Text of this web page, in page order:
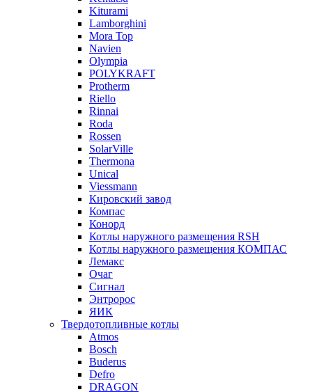
Kiturami
Lamborghini
Mora Top
Navien
Olympia
POLYKRAFT
Protherm
Riello
Rinnai
Roda
Rossen
SolarVille
Thermona
Unical
Viessmann
Кировский завод
Компас
Конорд
Котлы наружного размещения RSH
Котлы наружного размещения КОМПАС
Лемакс
Очаг
Сигнал
Энтророс
ЯИК
Твердотопливные котлы
Atmos
Bosch
Buderus
Defro
DRAGON